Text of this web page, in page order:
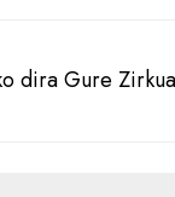
dira Gure